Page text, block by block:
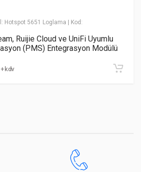
Hotspot 5651 Loglama
| Kod:
Ruijie Cloud ve UniFi Uyumlu
(PMS) Entegrasyon Modülü
kdv